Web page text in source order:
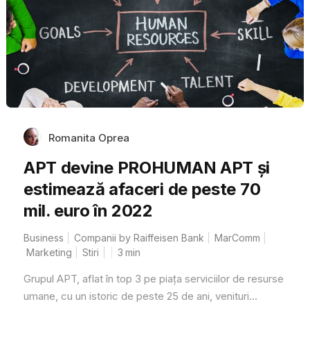
Romanita Oprea
APT devine PROHUMAN APT și
estimează afaceri de peste 70
mil. euro în 2022
Business Companii by Raiffeisen Bank
MarComm
Marketing
Stiri 3 min
Grupul APT, aflat în top 3 pe piața serviciilor de resurse
umane, cu un istoric de peste 25 de ani, venituri...